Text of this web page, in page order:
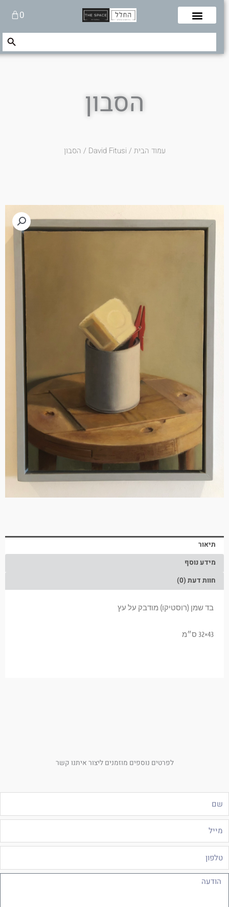
0עגלת
קניות
Search
Search Button
הסבון
עמוד הבית/
David Fitusi/ הסבון
תיאור
מידע נוסף
חוות דעת (0)
בד שמן (רוסטיקו) מודבק על עץ
43×32 ס״מ
לפרטים נוספים מוזמנים ליצור איתנו קשר